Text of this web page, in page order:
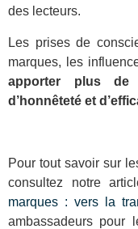
des lecteurs.
Les prises de
marques, les
apporter plus de
d’honnêteté et
Pour tout savoir sur
consultez notre
marques : vers la
ambassadeurs pour